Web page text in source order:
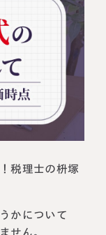
税理士の枡塚
かについて
せん。